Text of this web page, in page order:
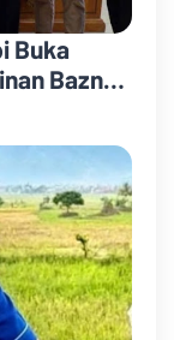
Buka
Baznas